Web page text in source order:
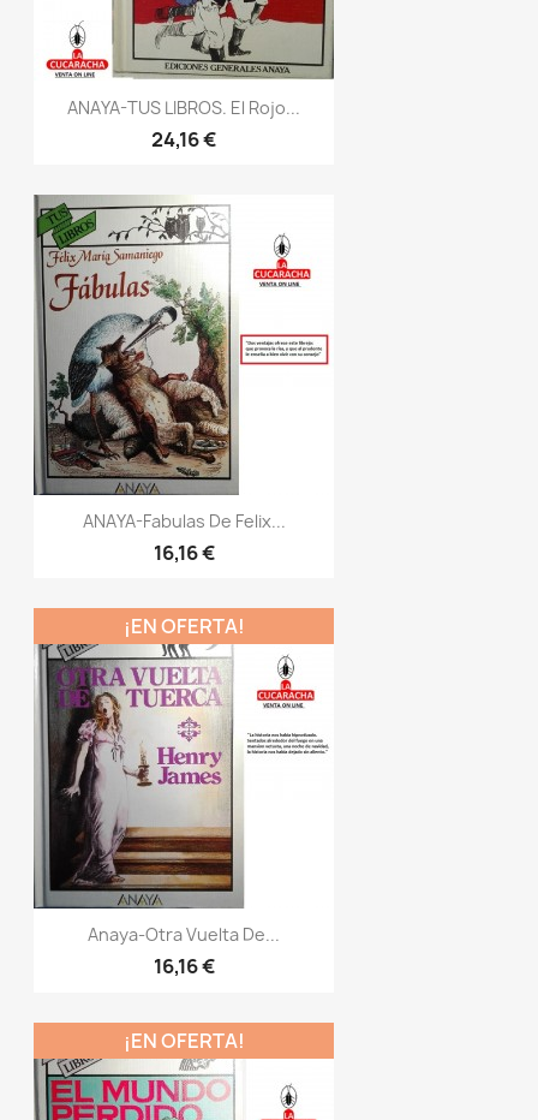
ANAYA-TUS LIBROS. El Rojo...
24,16 €
ANAYA-Fabulas De Felix...
16,16 €
Anaya-Otra Vuelta De...
16,16 €
¡EN OFERTA!
¡EN OFERTA!